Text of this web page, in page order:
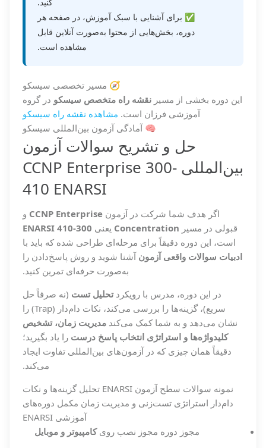
✅ برای آشنایی با سبک آموزش، در صفحه هر
دوره، بخش‌هایی از محتوا به‌صورت آنلاین قابل
مشاهده است.
🧭 مسیر تخصصی سیسکو
این دوره بخشی از مسیرنقشه راه متخصص سیسکو در گروه
آموزشی فرزان است. مشاهده نقشه راه سیسکو
🧠 آمادگی آزمون بین‌المللی سیسکو
حل و تشریح سوالات آزمون
بین‌المللی CCNP Enterprise 300-
410 ENARSI
اگر هدف شما شرکت در آزمونCCNP Enterprise و
قبولی در مسیر Concentration یعنی 300-410 ENARSI
است، این دوره دقیقاً برای مرحله‌ای طراحی شده که باید با
ادبیات سوالات واقعی آزمون آشنا شوید و روش پاسخ‌دادن را
به‌صورت حرفه‌ای تمرین کنید.
در این دوره، مدرس با رویکردتحلیل تست (نه صرفاً حل
سریع)، گزینه‌ها را بررسی می‌کند، نکات دام‌دار (Trap) را
نشان می‌دهد و به شما کمک می‌کندمدیریت زمان، تشخیص
کلیدواژه‌ها و استراتژی انتخاب پاسخ درست را یاد بگیرید؛
دقیقاً همان چیزی که در آزمون‌های بین‌المللی تفاوت ایجاد
می‌کند.
نمونه سوالات سطح آزمون ENARSI
تحلیل گزینه‌ها و نکات
دام‌دار استراتژی تست‌زنی و مدیریت زمان مکمل دوره‌های
آموزشی ENARSI
مجوز دوره مجوز نصب رویکامپیوتر و موبایل